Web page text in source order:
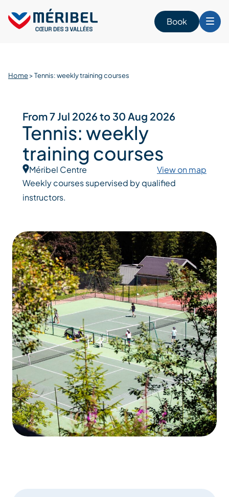
content
Book
Home>Tennis: weekly training courses
From 7 Jul 2026 to 30 Aug 2026
Tennis: weekly
training courses
Méribel Centre
View on map
Weekly courses supervised by qualified
instructors.